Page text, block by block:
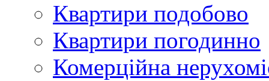
Квартири подобово
Квартири погодинно
Комерційна